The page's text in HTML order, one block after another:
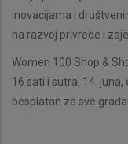
inovacijama i
na razvoj privrede i
Women 100 Shop &
16 sati i sutra, 14. juna,
besplatan za sve